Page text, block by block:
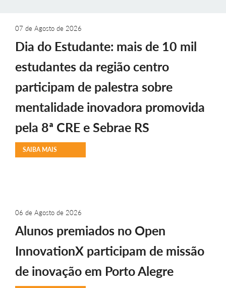
07 de Agosto de 2026
Dia do Estudante: mais de 10 mil
estudantes da região centro
participam de palestra sobre
mentalidade inovadora promovida
pela 8ª CRE e Sebrae RS
SAIBA MAIS
06 de Agosto de 2026
Alunos premiados no Open
InnovationX participam de missão
de inovação em Porto Alegre